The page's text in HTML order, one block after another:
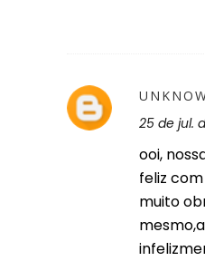
25 de jul.
ooi,
feliz
muito